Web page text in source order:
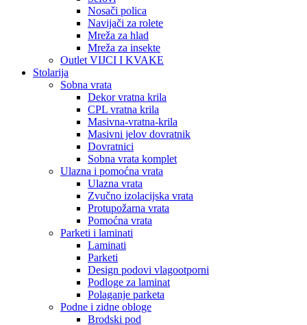
Nosači polica
Navijači za rolete
Mreža za hlad
Mreža za insekte
Outlet VIJCI I KVAKE
Stolarija
Sobna vrata
Dekor vratna krila
CPL vratna krila
Masivna-vratna-krila
Masivni jelov dovratnik
Dovratnici
Sobna vrata komplet
Ulazna i pomoćna vrata
Ulazna vrata
Zvučno izolacijska vrata
Protupožarna vrata
Pomoćna vrata
Parketi i laminati
Laminati
Parketi
Design podovi vlagootporni
Podloge za laminat
Polaganje parketa
Podne i zidne obloge
Brodski pod